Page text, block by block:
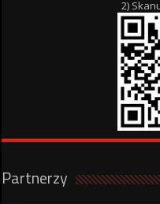
2)
Partnerzy